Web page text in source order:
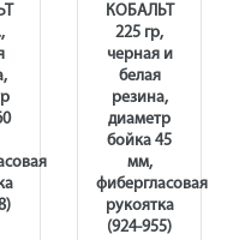
КОБАЛЬТ
225 гр,
черная и
белая
резина,
диаметр
бойка 45
мм,
фибергласовая
рукоятка
(924-955)